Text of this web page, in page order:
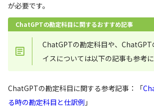
が必要です。
ChatGPTの勘定科目に関するおすすめ記事
ChatGPTの勘定科目や、ChatGPT
イスについては以下の記事も参考に
ChatGPTの勘定科目に関する参考記事：「
る時の勘定科目と仕訳例 」